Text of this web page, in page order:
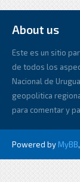
About us
Este es un sitio
de todos los
Nacional de
geopolitica
para comentar y
Powered by MyBB